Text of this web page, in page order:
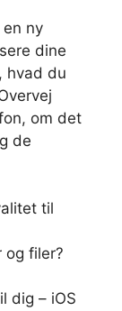
ny
dine
hvad du
om det
de
til
og filer?
dig – iOS